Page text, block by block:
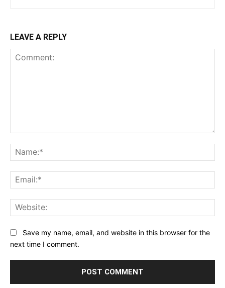
LEAVE A REPLY
Save my name, email, and website in this browser for the
next time I comment.